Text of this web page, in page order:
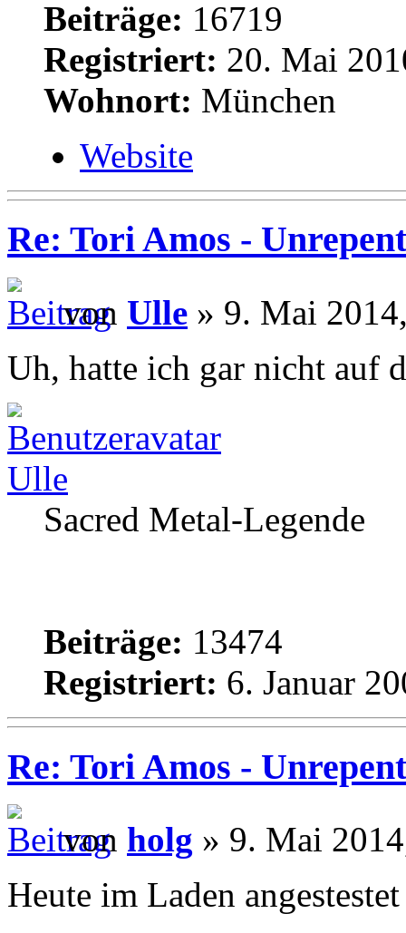
Beiträge: 16719
Registriert: 20. Mai
Wohnort: München
Website
Re: Tori Amos -
von Ulle » 9. Mai
Uh, hatte ich gar nicht auf
Ulle
Sacred Metal-Legende
Beiträge: 13474
Registriert: 6. Januar
Re: Tori Amos -
von holg » 9. Mai
Heute im Laden